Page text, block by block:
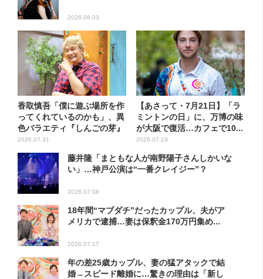
2026.08.03
香取慎吾「僕に遊ぶ場所を作
ってくれているのかも」、異
色バラエティ『しんごの芽』
で...
2026.07.31
【あさって・7月21日】「ラ
ミントンの日」に、万博の味
が大阪で復活…カフェで10...
2026.07.19
藤井隆「まともな人が南野陽子さんしかいな
い」…神戸公演は“一番クレイジー”？
2026.07.08
18年間“マブダチ”だったカップル、夫がア
メリカで逮捕…妻は保釈金170万円集め...
2026.07.17
年の差25歳カップル、妻の猛アタックで結
婚→スピード離婚に…驚きの理由は「新し